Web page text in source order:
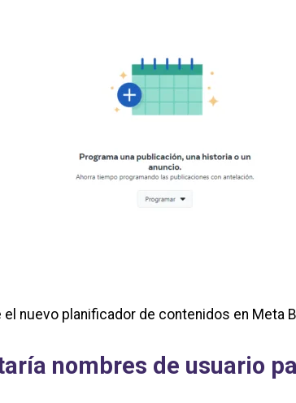
el nuevo planificador de contenidos en Meta
nombres de usuario